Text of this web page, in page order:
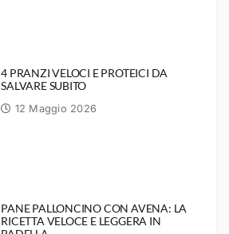
4 PRANZI VELOCI E PROTEICI DA
SALVARE SUBITO
12 Maggio 2026
PANE PALLONCINO CON AVENA: LA
RICETTA VELOCE E LEGGERA IN